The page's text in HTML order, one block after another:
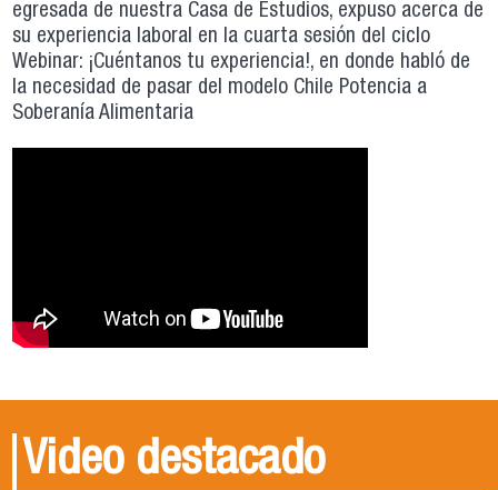
egresada de nuestra Casa de Estudios, expuso acerca de
su experiencia laboral en la cuarta sesión del ciclo
Webinar: ¡Cuéntanos tu experiencia!, en donde habló de
la necesidad de pasar del modelo Chile Potencia a
Soberanía Alimentaria
Video destacado